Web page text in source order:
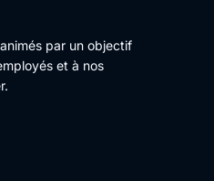
par un objectif
et à nos